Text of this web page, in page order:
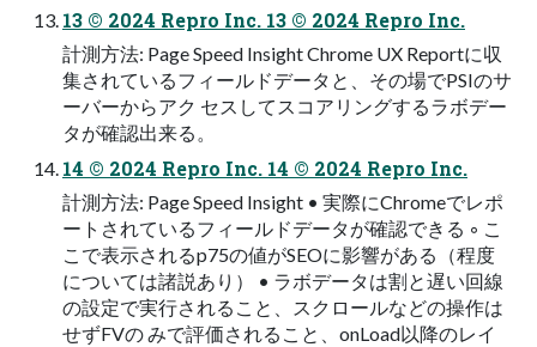
13 © 2024 Repro Inc. 13 © 2024 Repro Inc.
計測⽅法: Page Speed Insight Chrome UX Reportに収
集されているフィールドデータと、その場でPSIのサ
ーバーからアク セスしてスコアリングするラボデー
タが確認出来る。
14 © 2024 Repro Inc. 14 © 2024 Repro Inc.
計測⽅法: Page Speed Insight • 実際にChromeでレポ
ートされているフィールドデータが確認できる ◦ こ
こで表⽰されるp75の値がSEOに影響がある（程度
については諸説あり） • ラボデータは割と遅い回線
の設定で実⾏されること、スクロールなどの操作は
せずFVの みで評価されること、onLoad以降のレイ